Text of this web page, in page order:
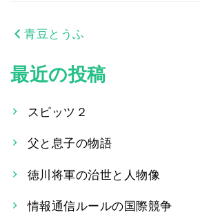
投
稿
ビ
ゲ
ー
シ
青豆とうふ
最近の投稿
スピッツ２
父と息子の物語
徳川将軍の治世と人物像
情報通信ルールの国際競争